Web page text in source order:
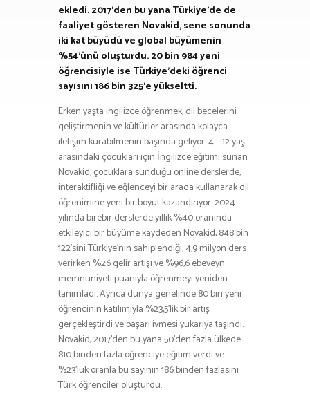
ekledi. 2017’den bu yana Türkiye’de de
faaliyet gösteren Novakid, sene sonunda
iki kat büyüdü ve global büyümenin
%54’ünü oluşturdu. 20 bin 984 yeni
öğrencisiyle ise Türkiye’deki öğrenci
sayısını 186 bin 325’e yükseltti.
Erken yaşta ingilizce öğrenmek, dil becelerini
geliştirmenin ve kültürler arasında kolayca
iletişim kurabilmenin başında geliyor. 4 – 12 yaş
arasındaki çocukları için İngilizce eğitimi sunan
Novakid, çocuklara sunduğu online derslerde,
interaktifliği ve eğlenceyi bir arada kullanarak dil
öğrenimine yeni bir boyut kazandırıyor. 2024
yılında birebir derslerde yıllık %40 oranında
etkileyici bir büyüme kaydeden Novakid, 848 bin
122’sini Türkiye’nin sahiplendiği, 4,9 milyon ders
verirken %26 gelir artışı ve %96,6 ebeveyn
memnuniyeti puanıyla öğrenmeyi yeniden
tanımladı. Ayrıca dünya genelinde 80 bin yeni
öğrencinin katılımıyla %23,5’lik bir artış
gerçekleştirdi ve başarı ivmesi yukarıya taşındı.
Novakid, 2017’den bu yana 50’den fazla ülkede
810 binden fazla öğrenciye eğitim verdi ve
%23’lük oranla bu sayının 186 binden fazlasını
Türk öğrenciler oluşturdu.